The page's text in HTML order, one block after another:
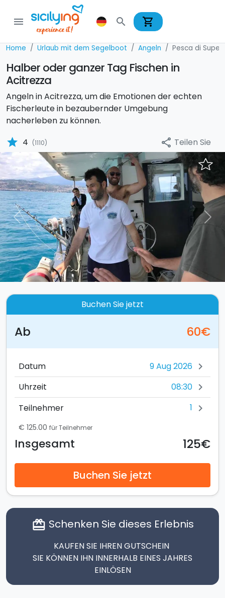
menu search shopping_cart
Home Urlaub mit dem Segelboot Angeln Pesca di
Halber oder ganzer Tag Fischen in
Acitrezza
Angeln in Acitrezza, um die Emotionen der echten
Fischerleute in bezaubernder Umgebung
nacherleben zu können.
star 4 (1110) share Teilen Sie
Previous Next
Buchen Sie jetzt
Ab 60€
Datum chevron_right
Uhrzeit 08:30 chevron_right
Teilnehmer 1 chevron_right
€ 125.00 für Teilnehmer
Insgesamt 125€
Buchen Sie jetzt
card_giftcard Schenken Sie dieses Erlebnis
KAUFEN SIE IHREN GUTSCHEIN
SIE KÖNNEN IHN INNERHALB EINES JAHRES
EINLÖSEN